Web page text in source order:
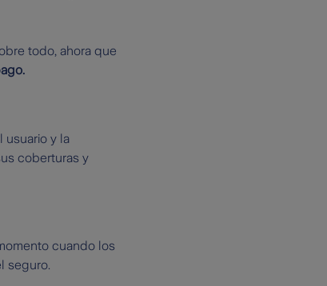
todo, ahora que
usuario y la
coberturas y
cuando los
seguro.